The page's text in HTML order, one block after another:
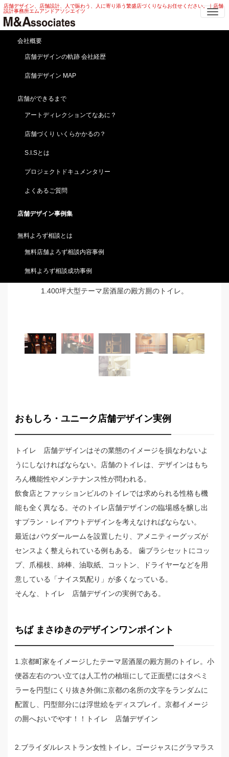
店舗デザイン、店舗設計、人で賑わう、人に寄り添う繁盛店づくりならお任せください。｜店舗
設計事務所エムアンドアソシエイツ
会社概要
店舗デザインの軌跡 会社経歴
店舗デザイン MAP
店舗ができるまで
アートディレクションてなあに？
店舗づくり いくらかかるの？
S.I.Sとは
プロジェクトドキュメンタリー
よくあるご質問
店舗デザイン事例集
無料よろず相談とは
無料店舗よろず相談内容事例
無料よろず相談成功事例
トイレ 店舗デザイン | 居酒屋・ レ
ストラン・ バー トイレ 店舗デザ
イン
トイレ 店舗デザイン | 居酒屋・ レストラン・ バー トイレ 店舗デザイン
【居酒屋・レストラン・バー】
1.400坪大型テーマ居酒屋の殿方厠のトイレ。
おもしろ・ユニーク店舗デザイン実例
トイレ 店舗デザインはその業態のイメージを損なわないよ
うにしなければならない。店舗のトイレは、デザインはもち
ろん機能性やメンテナンス性が問われる。
飲食店とファッションビルのトイレでは求められる性格も機
能も全く異なる。そのトイレ店舗デザインの臨場感を醸し出
すプラン・レイアウトデザインを考えなければならない。
最近はパウダールームを設置したり、アメニティーグッズが
センスよく整えられている例もある。 歯ブラシセットにコッ
プ、爪楊枝、綿棒、油取紙、コットン、ドライヤーなどを用
意している「ナイス気配り」が多くなっている。
そんな、トイレ 店舗デザインの実例である。
ちば まさゆきのデザインワンポイント
1.京都町家をイメージしたテーマ居酒屋の殿方厠のトイレ。小
便器左右のつい立ては人工竹の柚垣にして正面壁にはタペミ
ラーを円型にくり抜き外側に京都の名所の文字をランダムに
配置し、円型部分には浮世絵をディスプレイ。京都イメージ
の厠へおいでやす！！トイレ 店舗デザイン
2.ブライダルレストラン女性トイレ。ゴージャスにグラマラス